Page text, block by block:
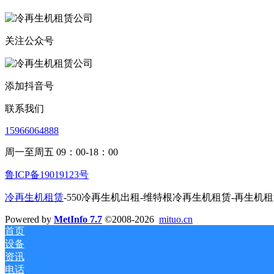
关注公众号
添加抖音号
联系我们
15966064888
周一至周五 09：00-18：00
鲁ICP备19019123号
冷再生机租赁-550冷再生机出租-维特根冷再生机租赁-再生机
Powered by MetInfo 7.7 ©2008-2026 mituo.cn
首页
设备
资讯
电话